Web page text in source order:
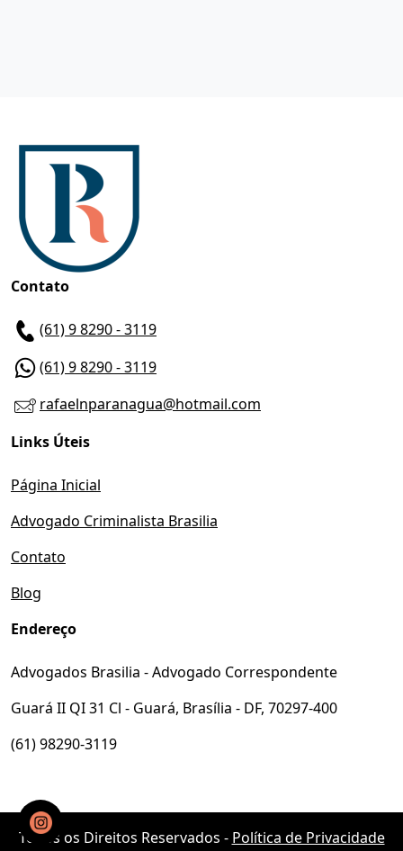
Contato
(61) 9 8290 - 3119
(61) 9 8290 - 3119
rafaelnparanagua@hotmail.com
Links Úteis
Página Inicial
Advogado Criminalista Brasilia
Contato
Blog
Endereço
Advogados Brasilia - Advogado Correspondente
Guará II QI 31 Cl - Guará, Brasília - DF, 70297-400
(61) 98290-3119
Todos os Direitos Reservados - Política de Privacidade